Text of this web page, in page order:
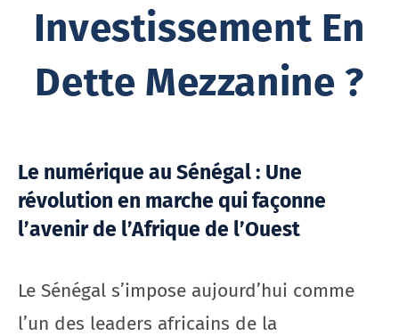
Investissement En
Dette Mezzanine ?
Le numérique au Sénégal : Une
révolution en marche qui façonne
l’avenir de l’Afrique de l’Ouest
Le Sénégal s’impose aujourd’hui comme
l’un des leaders africains de la